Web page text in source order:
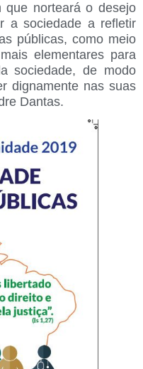
que norteará o desejo
a sociedade a refletir
públicas, como meio
elementares para
sociedade, de modo
dignamente nas suas
Dantas.